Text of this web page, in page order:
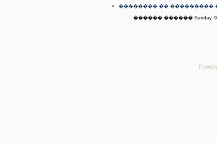
�������� �� ���������
������ ������ Sunday,